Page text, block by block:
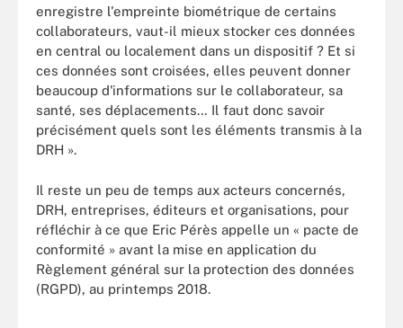
enregistre l'empreinte biométrique de certains
collaborateurs, vaut-il mieux stocker ces données
en central ou localement dans un dispositif ? Et si
ces données sont croisées, elles peuvent donner
beaucoup d'informations sur le collaborateur, sa
santé, ses déplacements… Il faut donc savoir
précisément quels sont les éléments transmis à la
DRH ».
Il reste un peu de temps aux acteurs concernés,
DRH, entreprises, éditeurs et organisations, pour
réfléchir à ce que Eric Pérès appelle un « pacte de
conformité » avant la mise en application du
Règlement général sur la protection des données
(RGPD), au printemps 2018.